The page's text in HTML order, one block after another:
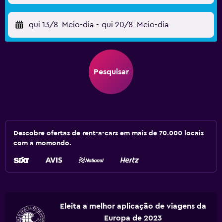
qui 13/8 Meio-dia - qui 20/8 Meio-dia
Pesquisar
Descobre ofertas de rent-a-cars em mais de 70.000 locais
com a momondo.
Eleita a melhor aplicação de viagens da
Europa de 2023